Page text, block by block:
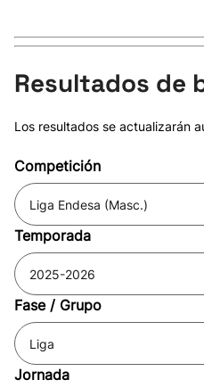
Resultados de
Los resultados se actualizarán
Competición
Temporada
Fase / Grupo
Jornada